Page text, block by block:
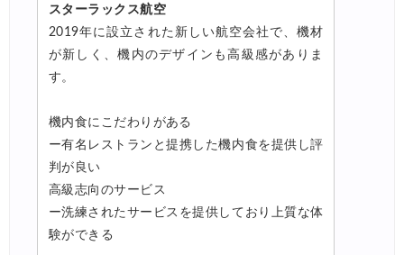
スターラックス航空
2019年に設立された新しい航空会社で、機材
が新しく、機内のデザインも高級感がありま
す。
機内食にこだわりがある
ー有名レストランと提携した機内食を提供し評
判が良い
高級志向のサービス
ー洗練されたサービスを提供しており上質な体
験ができる